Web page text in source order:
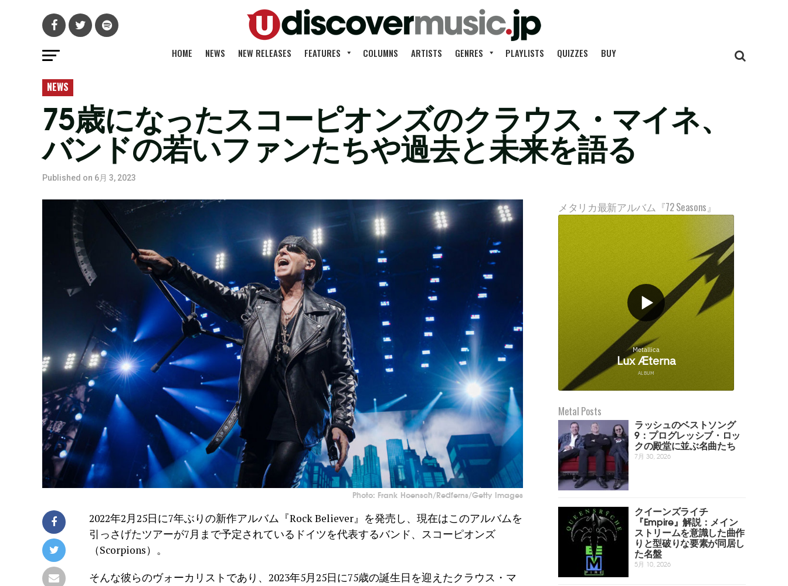
HOME NEWS NEW RELEASES FEATURES COLUMNS ARTISTS GENRES PLAYLISTS QUIZZES BUY
NEWS
75歳になったスコーピオンズのクラウス・マイネ、
バンドの若いファンたちや過去と未来を語る
Published on 6月 3, 2023
Photo: Frank Hoensch/Redferns/Getty Images
2022年2月25日に7年ぶりの新作アルバム『Rock Believer』を発売し、現在はこのアルバムを
引っさげたツアーが7月まで予定されているドイツを代表するバンド、スコーピオンズ
（Scorpions）。
そんな彼らのヴォーカリストであり、2023年5月25日に75歳の誕生日を迎えたクラウス・マ
メタリカ最新アルバム『72 Seasons』
Metal Posts
ラッシュのベストソング
9：プログレッシブ・ロッ
クの殿堂に並ぶ名曲たち
7月 30, 2026
クイーンズライチ
『Empire』解説：メイン
ストリームを意識した曲作
りと型破りな要素が同居し
た名盤
5月 10, 2026